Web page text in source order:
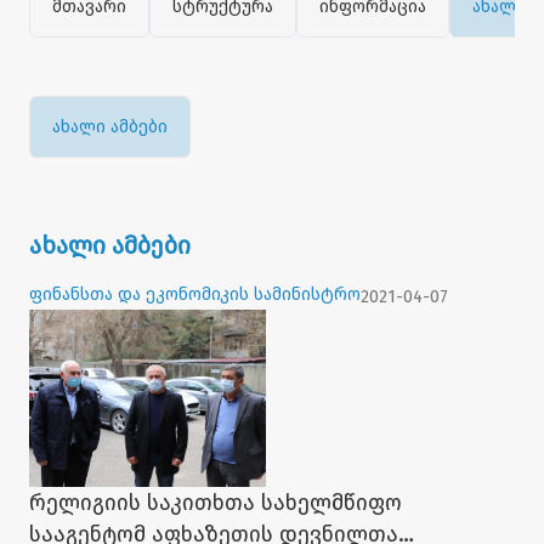
მთავარი სტრუქტურა ინფორმაცია ახალი
ახალი ამბები
ახალი ამბები
ფინანსთა და ეკონომიკის სამინისტრო2021-04-07
რელიგიის საკითხთა სახელმწიფო
სააგენტომ აფხაზეთის დევნილთა